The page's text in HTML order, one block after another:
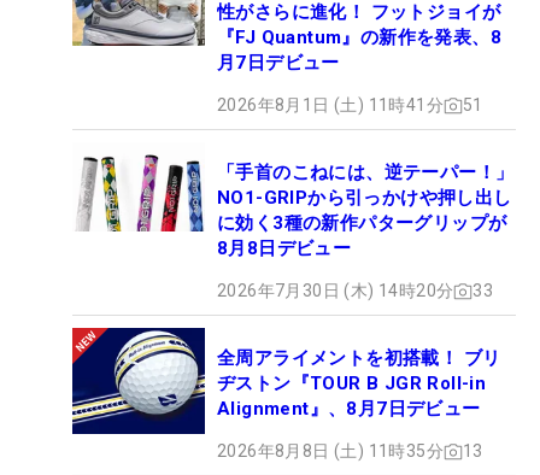
性がさらに進化！ フットジョイが
『FJ Quantum』の新作を発表、8
月7日デビュー
2026年8月1日 (土) 11時41分 51
「手首のこねには、逆テーパー！」
NO1-GRIPから引っかけや押し出し
に効く3種の新作パターグリップが
8月8日デビュー
2026年7月30日 (木) 14時20分 33
全周アライメントを初搭載！ ブリ
ヂストン『TOUR B JGR Roll-in
Alignment』、8月7日デビュー
2026年8月8日 (土) 11時35分 13